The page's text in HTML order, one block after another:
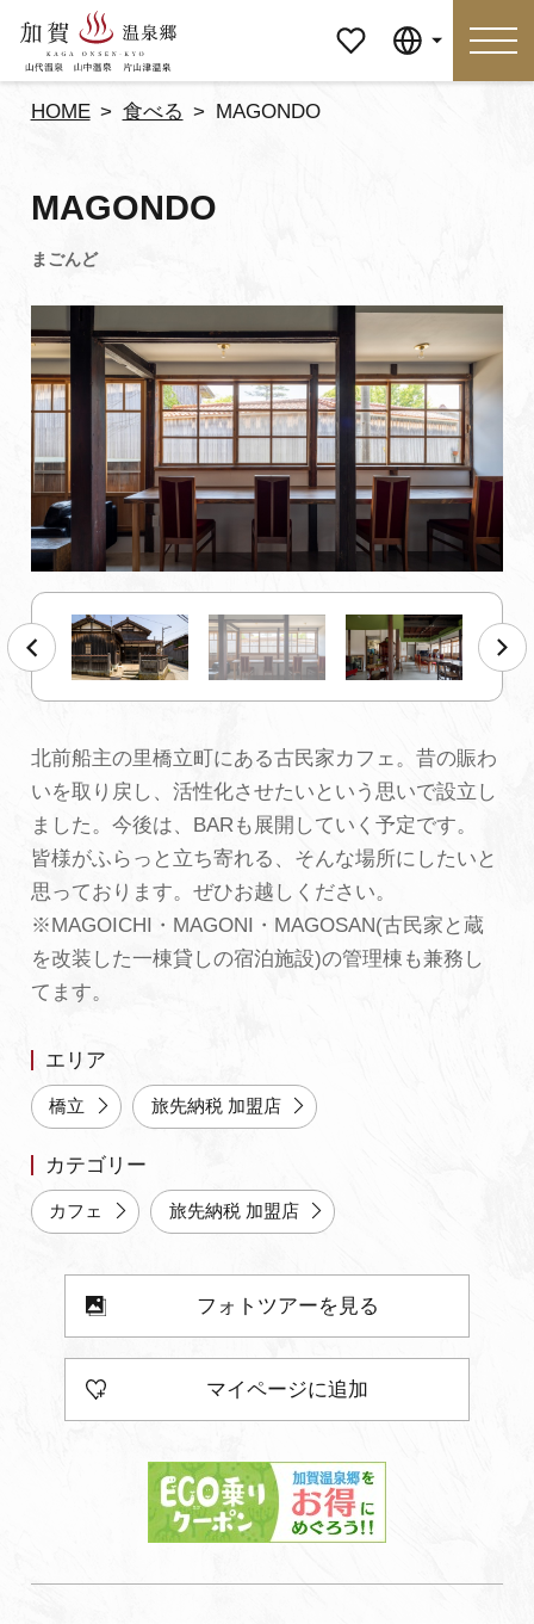
ージ
特集
見どころ 食べる
おみやげ イベント
泊まる アクセス
マイページ
初めての加賀温泉郷
加賀に泊まって！北陸巡り♪
ご当地グルメ
加賀 旅先納税
FAQ
お知らせ
動画を見る
写真ダウンロード
よくあるご質問・お問い合わせ
プライバシーポリシー
HOME 食べる MAGONDO
MAGONDO
北前船主の里橋立町にある古民家カフェ。昔の賑わ
いを取り戻し、 活性化させたいという思いで設立し
ました。今後は、BARも展開していく予定です。
皆様がふらっと立ち寄れる、 そんな場所にしたいと
思っております。ぜひお越しください。
※MAGOICHI・MAGONI・ MAGOSAN(古民家と蔵
を改装した一棟貸しの宿泊施設)の管理棟も兼務し
てます。
エリア
橋立 旅先納税 加盟店
カテゴリー
カフェ 旅先納税 加盟店
フォトツアーを見る
マイページに追加